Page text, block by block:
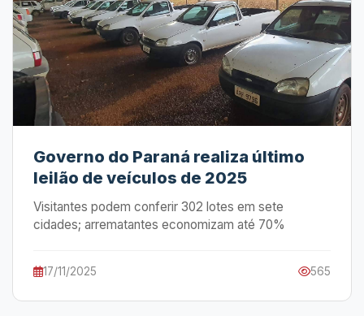
Governo do Paraná realiza último
leilão de veículos de 2025
Visitantes podem conferir 302 lotes em sete
cidades; arrematantes economizam até 70%
17/11/2025 565